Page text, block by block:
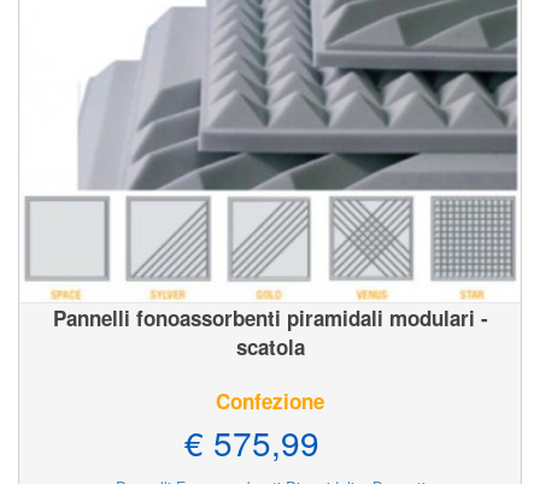
Pannelli fonoassorbenti piramidali modulari -
scatola
Confezione
€ 575,99